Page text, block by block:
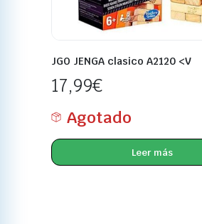
JGO JENGA clasico A2120 <V
17,99€
Agotado
Leer más